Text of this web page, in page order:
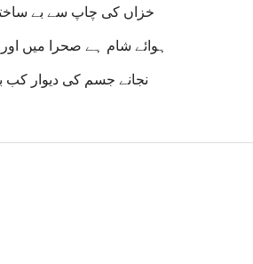
خزاں کی چاپ سے بے
ہوائے شام ہے صحرا میں
نجانے جسم کی دیوار کب